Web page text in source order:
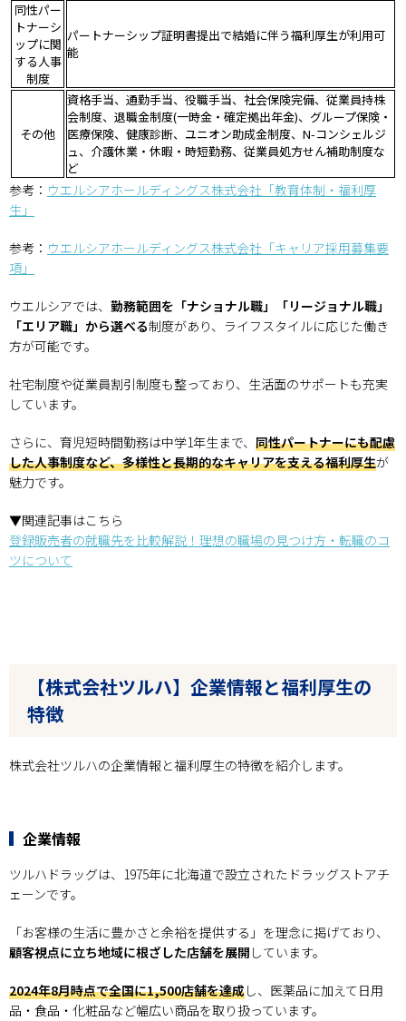
同性パー
トナーシ
ップに関
する人事
制度
パートナーシップ証明書提出で結婚に伴う福利厚生が利用可
能
その他
資格手当、通勤手当、役職手当、社会保険完備、従業員持株
会制度、退職金制度(一時金・確定拠出年金)、グループ保険・
医療保険、健康診断、ユニオン助成金制度、N-コンシェルジ
ュ、介護休業・休暇・時短勤務、従業員処方せん補助制度な
ど
参考： ウエルシアホールディングス株式会社「教育体制・福利厚
生」
参考： ウエルシアホールディングス株式会社「キャリア採用募集要
項」
ウエルシアでは、 勤務範囲を「ナショナル職」「リージョナル職」
「エリア職」から選べる制度があり、ライフスタイルに応じた働き
方が可能です。
社宅制度や従業員割引制度も整っており、生活面のサポートも充実
しています。
さらに、育児短時間勤務は中学1年生まで、 同性パートナーにも配慮
した人事制度など、多様性と長期的なキャリアを支える福利厚生が
魅力です。
▼関連記事はこちら
登録販売者の就職先を比較解説！理想の職場の見つけ方・転職のコ
ツについて
【株式会社ツルハ】企業情報と福利厚生の
特徴
株式会社ツルハの企業情報と福利厚生の特徴を紹介します。
企業情報
ツルハドラッグは、1975年に北海道で設立されたドラッグストアチ
ェーンです。
「お客様の生活に豊かさと余裕を提供する」を理念に掲げており、
顧客視点に立ち地域に根ざした店舗を展開 しています。
2024年8月時点で全国に1,500店舗を達成し、医薬品に加えて日用
品・食品・化粧品など幅広い商品を取り扱っています。